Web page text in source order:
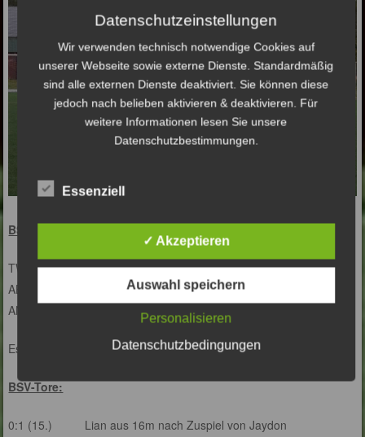
BSV-Aufstellung:
TW : Jayden
ABW: Leo, Moritz, Tiago, William, Malik
ANG: Kayra, Nico, Lian, Aaron, Noyan, Jaydon
Es fehlten: Tom, Hamza, Alexej, Jesse
BSV-Tore:
0:1 (15.) Lian aus 16m nach Zuspiel von Jaydon
Datenschutzeinstellungen
Wir verwenden technisch notwendige Cookies auf
unserer Webseite sowie externe Dienste. Standardmäßig
sind alle externen Dienste deaktiviert. Sie können diese
jedoch nach belieben aktivieren & deaktivieren. Für
weitere Informationen lesen Sie unsere
Datenschutzbestimmungen.
Essenziell
✓ Akzeptieren
Auswahl speichern
Personalisieren
Datenschutzbedingungen